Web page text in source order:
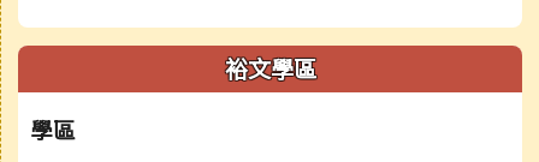
裕文學區
學區